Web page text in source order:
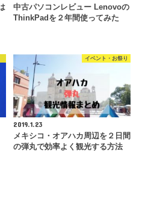
中古パソコンレビュー Lenovoの
ThinkPadを２年間使ってみた
イベント・お祭り
2019.1.23
メキシコ・オアハカ周辺を２日間
の弾丸で効率よく観光する方法